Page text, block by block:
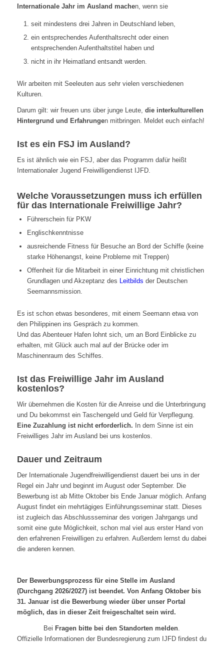
Internationale Jahr im Ausland machen, wenn sie
seit mindestens drei Jahren in Deutschland leben,
ein entsprechendes Aufenthaltsrecht oder einen
entsprechenden Aufenthaltstitel haben und
nicht in ihr Heimatland entsandt werden.
Wir arbeiten mit Seeleuten aus sehr vielen verschiedenen
Kulturen.
Darum gilt: wir freuen uns über junge Leute, die interkulturellen
Hintergrund und Erfahrungen mitbringen. Meldet euch einfach!
Ist es ein FSJ im Ausland?
Es ist ähnlich wie ein FSJ, aber das Programm dafür heißt
Internationaler Jugend Freiwilligendienst IJFD.
Welche Voraussetzungen muss ich erfüllen
für das Internationale Freiwillige Jahr?
Führerschein für PKW
Englischkenntnisse
ausreichende Fitness für Besuche an Bord der Schiffe (keine
starke Höhenangst, keine Probleme mit Treppen)
Offenheit für die Mitarbeit in einer Einrichtung mit christlichen
Grundlagen und Akzeptanz des Leitbilds der Deutschen
Seemannsmission.
Es ist schon etwas besonderes, mit einem Seemann etwa von
den Philippinen ins Gespräch zu kommen.
Und das Abenteuer Hafen lohnt sich, um an Bord Einblicke zu
erhalten, mit Glück auch mal auf der Brücke oder im
Maschinenraum des Schiffes.
Ist das Freiwillige Jahr im Ausland
kostenlos?
Wir übernehmen die Kosten für die Anreise und die Unterbringung
und Du bekommst ein Taschengeld und Geld für Verpflegung.
Eine Zuzahlung ist nicht erforderlich. In dem Sinne ist ein
Freiwilliges Jahr im Ausland bei uns kostenlos.
Dauer und Zeitraum
Der Internationale Jugendfreiwilligendienst dauert bei uns in der
Regel ein Jahr und beginnt im August oder September. Die
Bewerbung ist ab Mitte Oktober bis Ende Januar möglich. Anfang
August findet ein mehrtägiges Einführungsseminar statt. Dieses
ist zugleich das Abschlussseminar des vorigen Jahrgangs und
somit eine gute Möglichkeit, schon mal viel aus erster Hand von
den erfahrenen Freiwilligen zu erfahren. Außerdem lernst du dabei
die anderen kennen.
Der Bewerbungsprozess für eine Stelle im Ausland
(Durchgang 2026/2027) ist beendet. Von Anfang Oktober bis
31. Januar ist die Bewerbung wieder über unser Portal
möglich, das in dieser Zeit freigeschaltet sein wird.
Bei Fragen bitte bei den Standorten melden.
Offizielle Informationen der Bundesregierung zum IJFD findest du